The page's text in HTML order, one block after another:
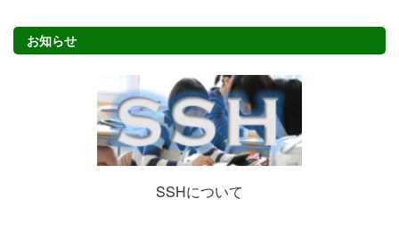
お知らせ
SSHについて